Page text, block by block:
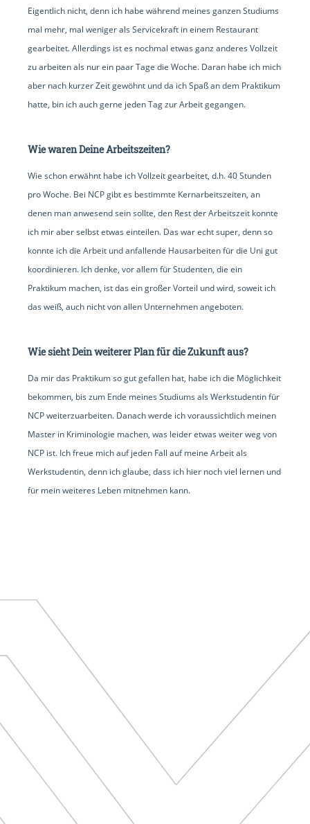
Eigentlich nicht, denn ich habe während meines ganzen Studiums
mal mehr, mal weniger als Servicekraft in einem Restaurant
gearbeitet. Allerdings ist es nochmal etwas ganz anderes Vollzeit
zu arbeiten als nur ein paar Tage die Woche. Daran habe ich mich
aber nach kurzer Zeit gewöhnt und da ich Spaß an dem Praktikum
hatte, bin ich auch gerne jeden Tag zur Arbeit gegangen.
Wie waren Deine Arbeitszeiten?
Wie schon erwähnt habe ich Vollzeit gearbeitet, d.h. 40 Stunden
pro Woche. Bei NCP gibt es bestimmte Kernarbeitszeiten, an
denen man anwesend sein sollte, den Rest der Arbeitszeit konnte
ich mir aber selbst etwas einteilen. Das war echt super, denn so
konnte ich die Arbeit und anfallende Hausarbeiten für die Uni gut
koordinieren. Ich denke, vor allem für Studenten, die ein
Praktikum machen, ist das ein großer Vorteil und wird, soweit ich
das weiß, auch nicht von allen Unternehmen angeboten.
Wie sieht Dein weiterer Plan für die Zukunft aus?
Da mir das Praktikum so gut gefallen hat, habe ich die Möglichkeit
bekommen, bis zum Ende meines Studiums als Werkstudentin für
NCP weiterzuarbeiten. Danach werde ich voraussichtlich meinen
Master in Kriminologie machen, was leider etwas weiter weg von
NCP ist. Ich freue mich auf jeden Fall auf meine Arbeit als
Werkstudentin, denn ich glaube, dass ich hier noch viel lernen und
für mein weiteres Leben mitnehmen kann.